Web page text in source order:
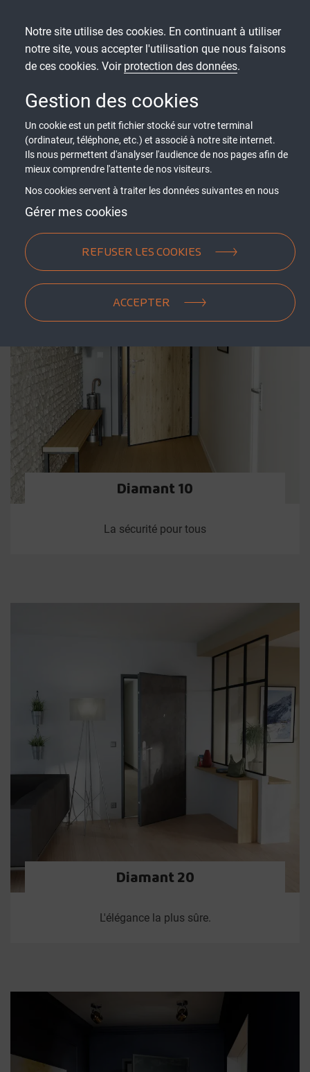
Diamant Serénité
Quand la haute protection se conjugue à l’élégance…
Diamant 10
La sécurité pour tous
Diamant 20
L'élégance la plus sûre.
Notre site utilise des cookies. En continuant à utiliser
notre site, vous accepter l'utilisation que nous faisons
de ces cookies. Voir protection des données.
Gestion des cookies
Un cookie est un petit fichier stocké sur votre terminal
(ordinateur, téléphone, etc.) et associé à notre site internet.
Ils nous permettent d'analyser l'audience de nos pages afin de
mieux comprendre l'attente de nos visiteurs.
Nos cookies servent à traiter les données suivantes en nous
basant sur votre consentement et/ou notre intérêt légitime :
contenus personnalisés, mesure de performance du contenu,
données d’audience, ...
Gérer mes cookies
REFUSER LES COOKIES
ACCEPTER